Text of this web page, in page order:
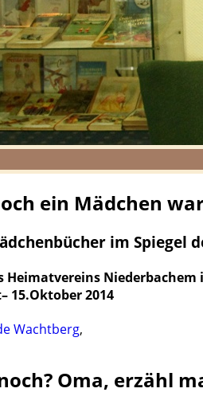
ein Mädchen
im Spiegel
Heimatvereins Niederbachem
15.Oktober 2014
Wachtberg,
Oma, erzähl